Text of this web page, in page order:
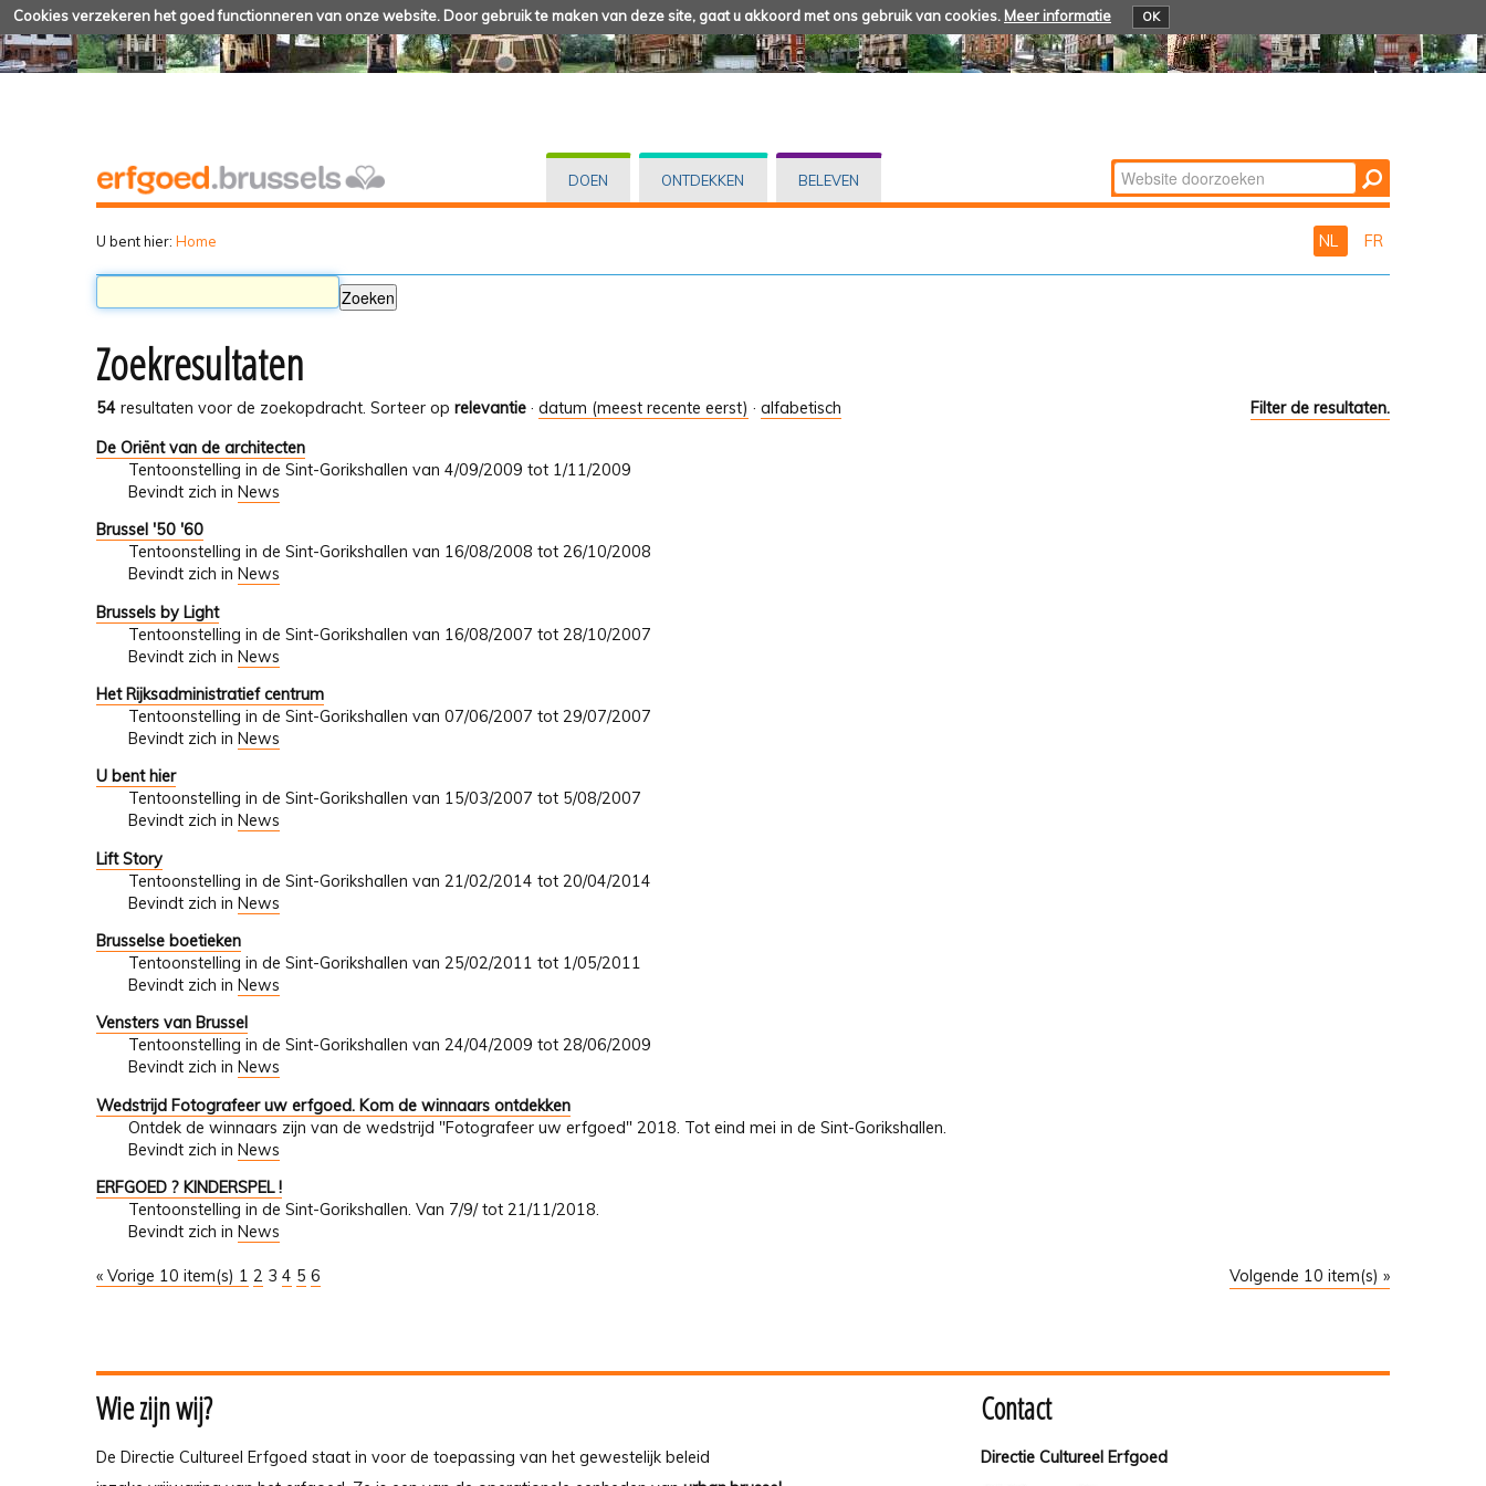
Cookies verzekeren het goed functionneren van onze website. Door gebruik te maken van deze site, gaat u akkoord met ons gebruik van cookies. Meer informatie OK
DOEN ONTDEKKEN BELEVEN Zoek
Geavanceerd
U bent hier: Home NL FR
Zoekresultaten
54 resultaten voor de zoekopdracht. Filter de resultaten.
Sorteer op relevantie · datum (meest recente eerst) · alfabetisch
De Oriënt van de architecten
Tentoonstelling in de Sint-Gorikshallen van 4/09/2009 tot 1/11/2009
Bevindt zich in News
Brussel '50 '60
Tentoonstelling in de Sint-Gorikshallen van 16/08/2008 tot 26/10/2008
Bevindt zich in News
Brussels by Light
Tentoonstelling in de Sint-Gorikshallen van 16/08/2007 tot 28/10/2007
Bevindt zich in News
Het Rijksadministratief centrum
Tentoonstelling in de Sint-Gorikshallen van 07/06/2007 tot 29/07/2007
Bevindt zich in News
U bent hier
Tentoonstelling in de Sint-Gorikshallen van 15/03/2007 tot 5/08/2007
Bevindt zich in News
Lift Story
Tentoonstelling in de Sint-Gorikshallen van 21/02/2014 tot 20/04/2014
Bevindt zich in News
Brusselse boetieken
Tentoonstelling in de Sint-Gorikshallen van 25/02/2011 tot 1/05/2011
Bevindt zich in News
Vensters van Brussel
Tentoonstelling in de Sint-Gorikshallen van 24/04/2009 tot 28/06/2009
Bevindt zich in News
Wedstrijd Fotografeer uw erfgoed. Kom de winnaars ontdekken
Ontdek de winnaars zijn van de wedstrijd "Fotografeer uw erfgoed" 2018. Tot eind mei in de Sint-Gorikshallen.
Bevindt zich in News
ERFGOED ? KINDERSPEL !
Tentoonstelling in de Sint-Gorikshallen. Van 7/9/ tot 21/11/2018.
Bevindt zich in News
« Vorige 10 item(s) Volgende 10 item(s) »
1 2 3 4 5 6
Wie zijn wij?
De Directie Cultureel Erfgoed staat in voor de toepassing van het gewestelijk beleid
Contact
Directie Cultureel Erfgoed